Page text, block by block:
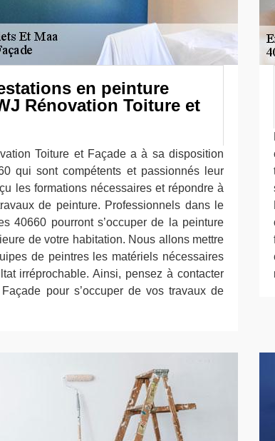
en peinture
Rénovation Toiture et
Toiture et Façade a à sa disposition
qui sont compétents et passionnés leur
les formations nécessaires et répondre à
de peinture. Professionnels dans le
40660 pourront s’occuper de la peinture
de votre habitation. Nous allons mettre
de peintres les matériels nécessaires
irréprochable. Ainsi, pensez à contacter
pour s’occuper de vos travaux de